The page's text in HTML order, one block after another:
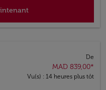
De
MAD 839,00*
Vu(s) : 14 heures plus tôt